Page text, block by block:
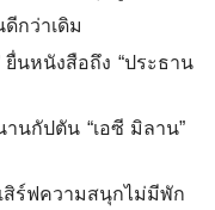
ดีกว่าเดิม
ยื่นหนังสือถึง “ประธาน
านกัปตัน “เอซี มิลาน”
สิร์ฟความสนุกไม่มีพัก